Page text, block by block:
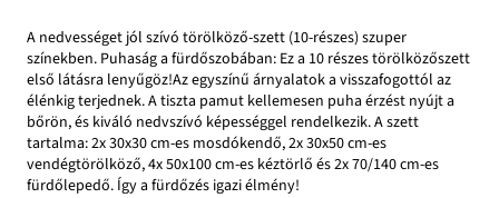
A nedvességet jól szívó törölköző-szett (10-részes) szuper
színekben. Puhaság a fürdőszobában: Ez a 10 részes törölközőszett
első látásra lenyűgöz!Az egyszínű árnyalatok a visszafogottól az
élénkig terjednek. A tiszta pamut kellemesen puha érzést nyújt a
bőrön, és kiváló nedvszívó képességgel rendelkezik. A szett
tartalma: 2x 30x30 cm-es mosdókendő, 2x 30x50 cm-es
vendégtörölköző, 4x 50x100 cm-es kéztörlő és 2x 70/140 cm-es
fürdőlepedő. Így a fürdőzés igazi élmény!